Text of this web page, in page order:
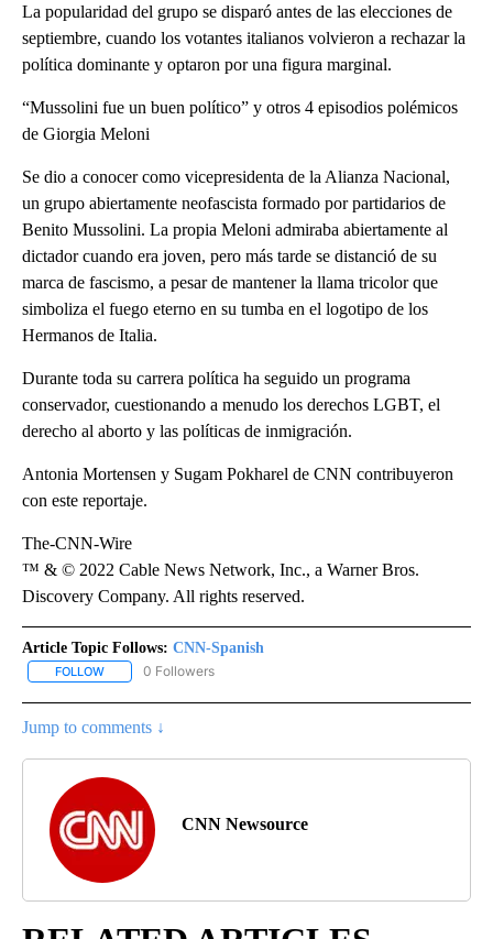
La popularidad del grupo se disparó antes de las elecciones de
septiembre, cuando los votantes italianos volvieron a rechazar la
política dominante y optaron por una figura marginal.
“Mussolini fue un buen político” y otros 4 episodios polémicos
de Giorgia Meloni
Se dio a conocer como vicepresidenta de la Alianza Nacional,
un grupo abiertamente neofascista formado por partidarios de
Benito Mussolini. La propia Meloni admiraba abiertamente al
dictador cuando era joven, pero más tarde se distanció de su
marca de fascismo, a pesar de mantener la llama tricolor que
simboliza el fuego eterno en su tumba en el logotipo de los
Hermanos de Italia.
Durante toda su carrera política ha seguido un programa
conservador, cuestionando a menudo los derechos LGBT, el
derecho al aborto y las políticas de inmigración.
Antonia Mortensen y Sugam Pokharel de CNN contribuyeron
con este reportaje.
The-CNN-Wire
™ & © 2022 Cable News Network, Inc., a Warner Bros.
Discovery Company. All rights reserved.
Article Topic Follows: CNN-Spanish
FOLLOW FOLLOW "CNN-SPANISH" TO RECEIVE NOTIFICATIONS ABOUT
0 Followers
Jump to comments ↓
CNN Newsource